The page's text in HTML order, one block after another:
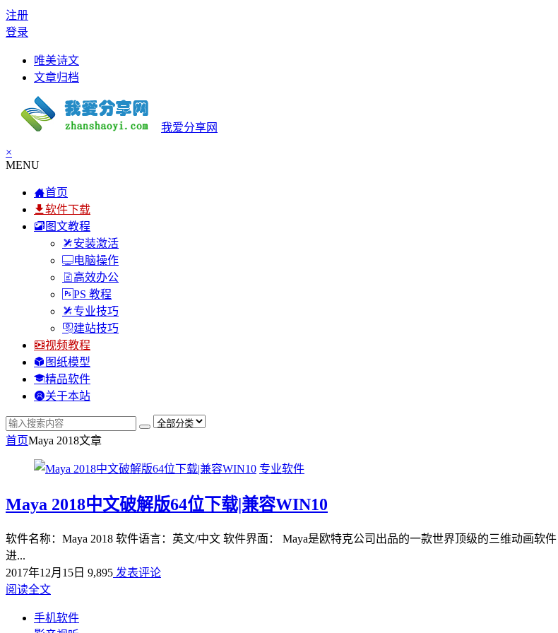
注册
登录
唯美诗文
文章归档
我爱分享网
×
MENU
首页
软件下载
图文教程
安装激活
电脑操作
高效办公
PS 教程
专业技巧
建站技巧
视频教程
图纸模型
精品软件
关于本站
首页Maya 2018文章
专业软件
Maya 2018中文破解版64位下载|兼容WIN10
软件名称：Maya 2018 软件语言：英文/中文 软件界面： Maya是欧特克公司出品的一款世界顶级的三维动画软
进...
2017年12月15日 9,895 发表评论
阅读全文
手机软件